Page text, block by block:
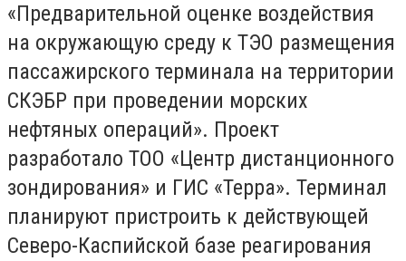
«Предварительной оценке воздействия
на окружающую среду к ТЭО размещения
пассажирского терминала на территории
СКЭБР при проведении морских
нефтяных операций». Проект
разработало ТОО «Центр дистанционного
зондирования» и ГИС «Терра». Терминал
планируют пристроить к действующей
Северо-Каспийской базе реагирования